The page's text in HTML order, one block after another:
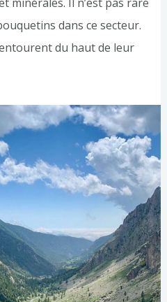
minérales. Il n’est pas rare
dans ce secteur.
du haut de leur